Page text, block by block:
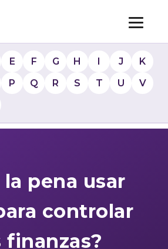
E F G H I J
K
P Q R S T U
V
la pena usar
controlar
finanzas?